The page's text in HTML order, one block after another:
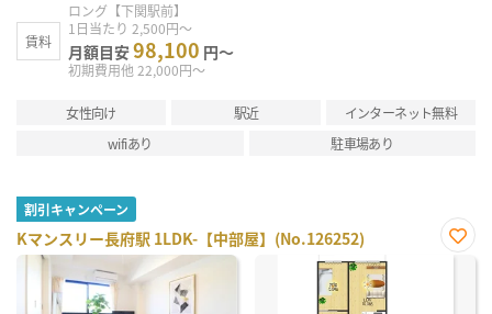
賃料
ロング【下関駅前】
1日当たり 2,500円～
月額目安98,100 円～
初期費用他 22,000円～
女性向け 駅近
インターネット無料
wifiあり
駐車場あり
割引キャンペーン
Kマンスリー長府駅 1LDK-【中部屋】(No.126252)
お気